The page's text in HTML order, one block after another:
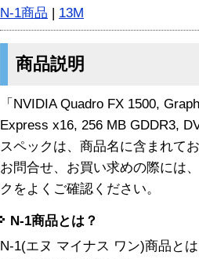
N-1商品 | 13M
商品説明
「NVIDIA Quadro FX 1500,
Express x16, 256 MB GDDR3,
スペックは、商品名に含まれて
お問合せ、お買い求めの際には
クをよくご確認ください。
N-1商品とは？
N-1(エヌ マイナス ワン)商品と